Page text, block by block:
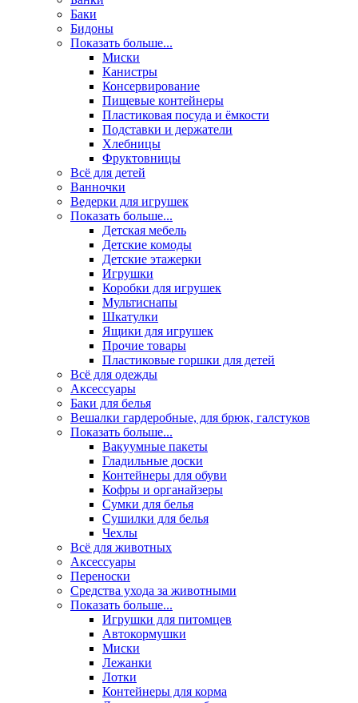
Баки
Бидоны
Показать больше...
Миски
Канистры
Консервирование
Пищевые контейнеры
Пластиковая посуда и ёмкости
Подставки и держатели
Хлебницы
Фруктовницы
Всё для детей
Ванночки
Ведерки для игрушек
Показать больше...
Детская мебель
Детские комоды
Детские этажерки
Игрушки
Коробки для игрушек
Мультиснапы
Шкатулки
Ящики для игрушек
Прочие товары
Пластиковые горшки для детей
Всё для одежды
Аксессуары
Баки для белья
Вешалки гардеробные, для брюк, галстуков
Показать больше...
Вакуумные пакеты
Гладильные доски
Контейнеры для обуви
Кофры и органайзеры
Сумки для белья
Сушилки для белья
Чехлы
Всё для животных
Аксесcуары
Переноски
Средства ухода за животными
Показать больше...
Игрушки для питомцев
Автокормушки
Миски
Лежанки
Лотки
Контейнеры для корма